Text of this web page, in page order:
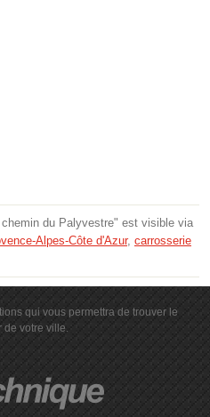
du Palyvestre" est visible via
Alpes-Côte d'Azur, carrosserie
qui vous permettra de trouver le
de votre ville.